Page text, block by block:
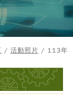
/ 活動照片 / 113年